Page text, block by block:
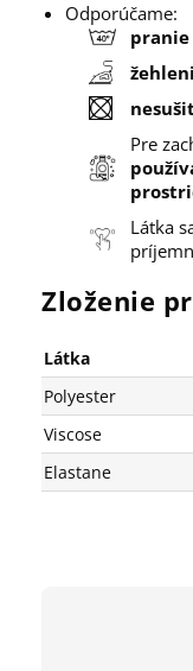
Odporúčame:
pranie
Pre
Látka
Zloženie
Látka
Polyester
Viscose
Elastane